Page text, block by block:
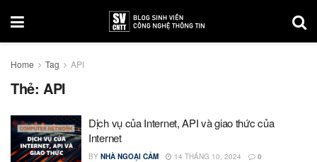
Home Tag API
Thẻ: API
Dịch vụ của Internet, API và giao thức của
Internet
BY NHÀ NGOẠI CẢM 14 THÁNG 10, 2024 0